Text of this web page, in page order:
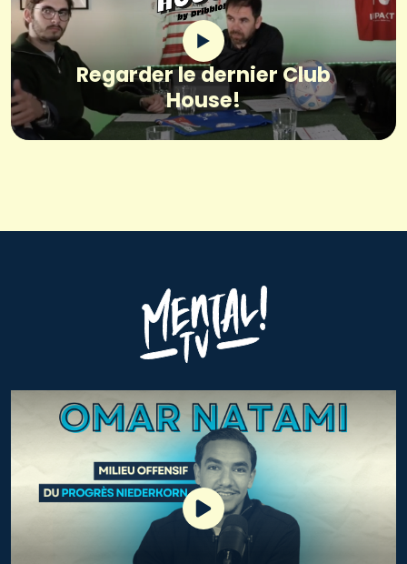
Regarder le dernier Club
House!